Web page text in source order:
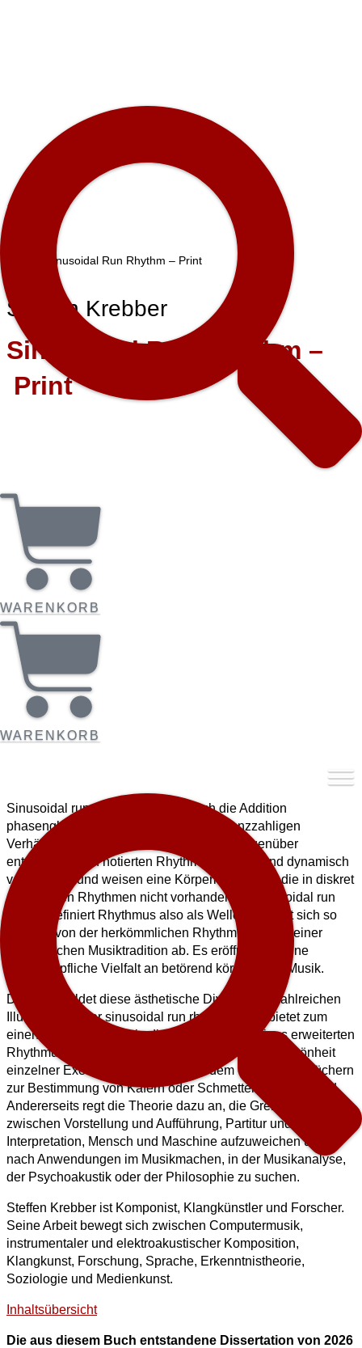
WARENKORB
WARENKORB
Sinusoidal Run Rhythm – Print
Steffen Krebber
Sinusoidal Run Rhythm –
Print
Sinusoidal run rhythm entsteht durch die Addition
phasengleicher Cosinusfunktionen in ganzzahligen
Verhältnissen. Sie sind in ihren Maxima gegenüber
entsprechenden notierten Rhythmen zeitlich und dynamisch
verschoben und weisen eine Körperlichkeit auf, die in diskret
gesteuerten Rhythmen nicht vorhanden ist. sinusoidal run
rhythm definiert Rhythmus also als Welle und hebt sich so
deutlich von der herkömmlichen Rhythmustheorie einer
europäischen Musiktradition ab. Es eröffnet sich eine
unerschöpfliche Vielfalt an betörend körperlicher Musik.
Der Band bildet diese ästhetische Diversität in zahlreichen
Illustrationen der sinusoidal run rhythm ab. Er bietet zum
einen die Möglichkeit, in die Ausformungen eines erweiterten
Rhythmusbegriffs einzutauchen und sich in die Schönheit
einzelner Exemplare zu verlieren – dem Vorbild von Büchern
zur Bestimmung von Käfern oder Schmetterlingen folgend.
Andererseits regt die Theorie dazu an, die Grenzen
zwischen Vorstellung und Aufführung, Partitur und
Interpretation, Mensch und Maschine aufzuweichen und
nach Anwendungen im Musikmachen, in der Musikanalyse,
der Psychoakustik oder der Philosophie zu suchen.
Steffen Krebber ist Komponist, Klangkünstler und Forscher.
Seine Arbeit bewegt sich zwischen Computermusik,
instrumentaler und elektroakustischer Komposition,
Klangkunst, Forschung, Sprache, Erkenntnistheorie,
Soziologie und Medienkunst.
Inhaltsübersicht
Die aus diesem Buch entstandene Dissertation von 2026